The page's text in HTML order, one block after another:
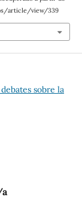
article/view/339
sobre la